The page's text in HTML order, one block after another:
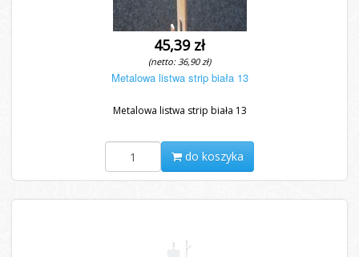
45,39 zł
(netto: 36,90 zł)
Metalowa listwa strip biała 13
Metalowa listwa strip biała 13
do koszyka